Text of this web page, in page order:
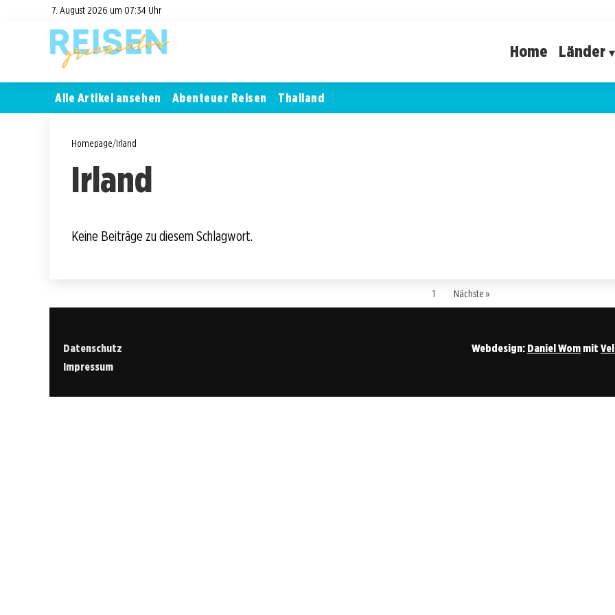
7. August 2026 um 07:34 Uhr
Home Länder
Alle Artikel ansehen Abenteuer Reisen Thailand
Homepage/Irland
Irland
Keine Beiträge zu diesem Schlagwort.
1 Nächste »
Datenschutz
Impressum
Webdesign: Daniel Wom mit